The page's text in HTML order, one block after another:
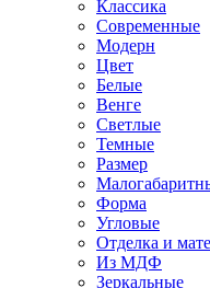
Классика
Современные
Модерн
Цвет
Белые
Венге
Светлые
Темные
Размер
Форма
Угловые
Отделка и
Из МДФ
Зеркальные